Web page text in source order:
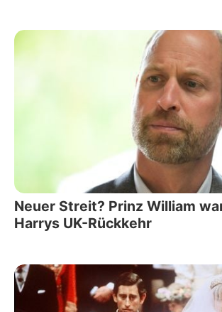
Neuer Streit? Prinz William
Harrys UK-Rückkehr